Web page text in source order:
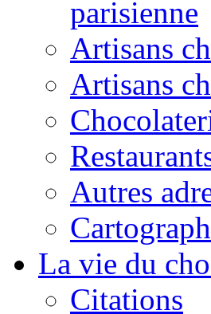
parisienne
Artisans
Artisans
Autres
La vie du
Citations